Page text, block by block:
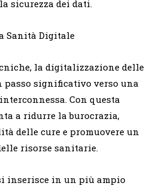
sicurezza dei dati.
Sanità Digitale
la digitalizzazione delle
passo significativo verso una
Con questa
a ridurre la burocrazia,
delle cure e promuovere un
risorse sanitarie.
inserisce in un più ampio